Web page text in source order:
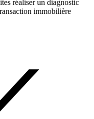
réaliser un diagnostic
immobilière